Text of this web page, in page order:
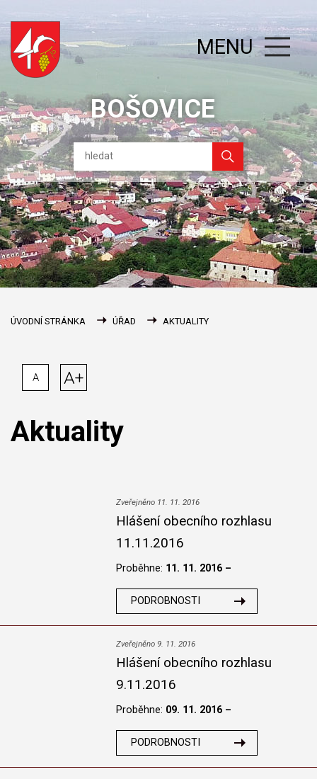
BOŠOVICE
MENU
ÚVODNÍ STRÁNKA ÚŘAD AKTUALITY
A A+
Aktuality
Zveřejněno 11. 11. 2016
Hlášení obecního rozhlasu
11.11.2016
Proběhne: 11. 11. 2016 –
PODROBNOSTI
Zveřejněno 9. 11. 2016
Hlášení obecního rozhlasu
9.11.2016
Proběhne: 09. 11. 2016 –
PODROBNOSTI